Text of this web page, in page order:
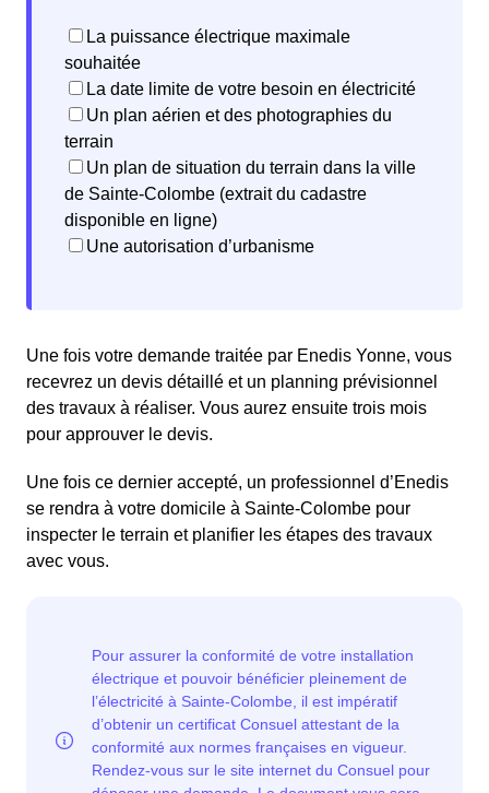
La puissance électrique maximale
souhaitée
La date limite de votre besoin en électricité
Un plan aérien et des photographies du
terrain
Un plan de situation du terrain dans la ville
de Sainte-Colombe (extrait du cadastre
disponible en ligne)
Une autorisation d’urbanisme
Une fois votre demande traitée par Enedis Yonne, vous
recevrez un devis détaillé et un planning prévisionnel
des travaux à réaliser. Vous aurez ensuite trois mois
pour approuver le devis.
Une fois ce dernier accepté, un professionnel d’Enedis
se rendra à votre domicile à Sainte-Colombe pour
inspecter le terrain et planifier les étapes des travaux
avec vous.